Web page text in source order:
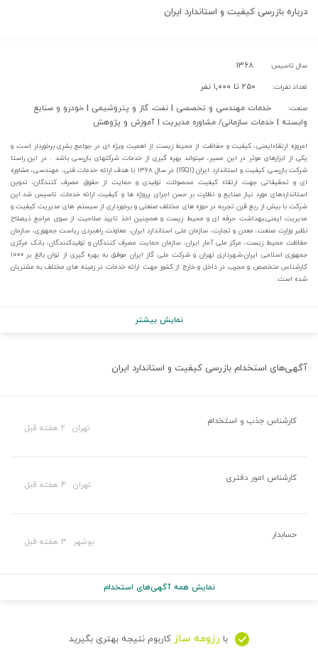
درباره بازرسی کیفیت و استاندارد ایران
سال تاسیس: ۱۳۶۸
تعداد نفرات: ۲۵۰ تا ۱,۰۰۰ نفر
صنعت:
خدمات مهندسی و تخصصی | نفت، گاز و پتروشیمی | خودرو و صنایع
وابسته | خدمات سازمانی/ مشاوره مدیریت | آموزش و پژوهش
امروزه ارتقاءایمنی، کیفیت و حفاظت از محیط زیست از اهمیت ویژه ای در جوامع بشری برخوردار است و
یکی از ابزارهای موثر در این مسیر، میتواند بهره گیری از خدمات شرکتهای بازرسی باشد . در این راستا
شرکت بازرسی کیفیت و استاندارد ایران (ISQI) در سال ۱۳۶۸ با هدف ارائه خدمات فنی، مهندسی، مشاوره
ای و تحقیقاتی جهت ارتقاء کیفیت محصولات تولیدی و حمایت از حقوق مصرف کنندگان، تدوین
استانداردهای مورد نیاز صنایع و نظارت بر حسن اجرای پروژه ها و کیفیت ارائه خدمات تاسیس شد.این
شرکت با بیش از ربع قرن تجربه در حوزه های مختلف صنعتی و برخورداری از سیستم های مدیریت کیفیت و
مدیریت ایمنی،بهداشت حرفه ای و محیط زیست و همچنین اخذ تایید صلاحیت از سوی مراجع ذیصلاح
نظیر وزارت صنعت، معدن و تجارت، سازمان ملی استاندارد ایران، معاونت راهبردی ریاست جمهوری، سازمان
حفاظت محیط زیست، مرکز ملی آمار ایران، سازمان حمایت مصرف کنندگان و تولیدکنندگان، بانک مرکزی
جمهوری اسلامی ایران،شهرداری تهران و شرکت ملی گاز ایران موفق به بهره گیری از توان بالغ بر ۱۰۰۰
کارشناس متخصص و مجرب در داخل و خارج از کشور جهت ارائه خدمات در زمینه های مختلف به مشتریان
شده است.
نمایش بیشتر
آگهی‌های استخدام بازرسی کیفیت و استاندارد ایران
کارشناس جذب و استخدام
تهران ۲ هفته قبل
کارشناس امور دفتری
تهران ۴ هفته قبل
حسابدار
بوشهر ۳ هفته قبل
نمایش همه آگهی‌های استخدام
با رزومه ساز کاربوم نتیجه بهتری بگیرید